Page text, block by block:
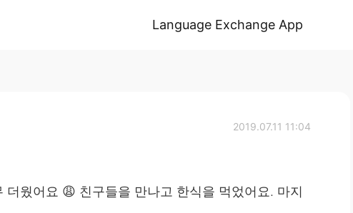
Language Exchange App
2019.07.11 11:04
웠어요 😩 친구들을 만나고 한식을 먹었어요. 마지